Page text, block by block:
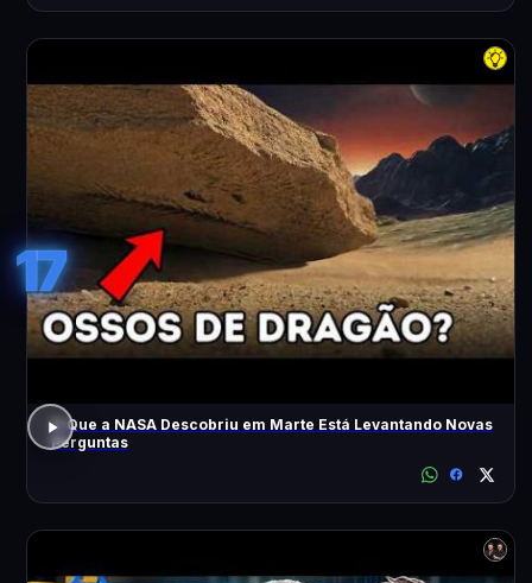
17
O Que a NASA Descobriu em Marte Está Levantando Novas
Perguntas